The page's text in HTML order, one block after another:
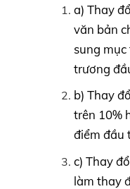
a) Thay
văn bản
sung
trương
b) Thay
trên 10%
điểm đầu
c) Thay
làm thay